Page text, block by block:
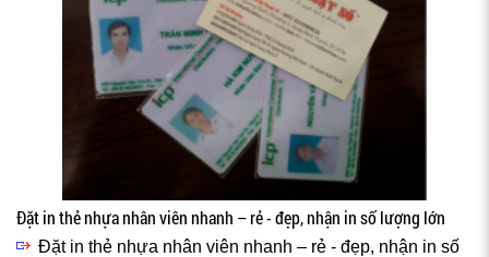
Đặt in thẻ nhựa nhân viên nhanh – rẻ - đẹp, nhận in số lượng lớn
Đặt in thẻ nhựa nhân viên nhanh – rẻ - đẹp, nhận in số